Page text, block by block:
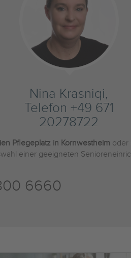
Nina Krasniqi,
Telefon +49 671
20278722
Pflegeplatz in Kornwestheim oder
einer geeigneten
6660